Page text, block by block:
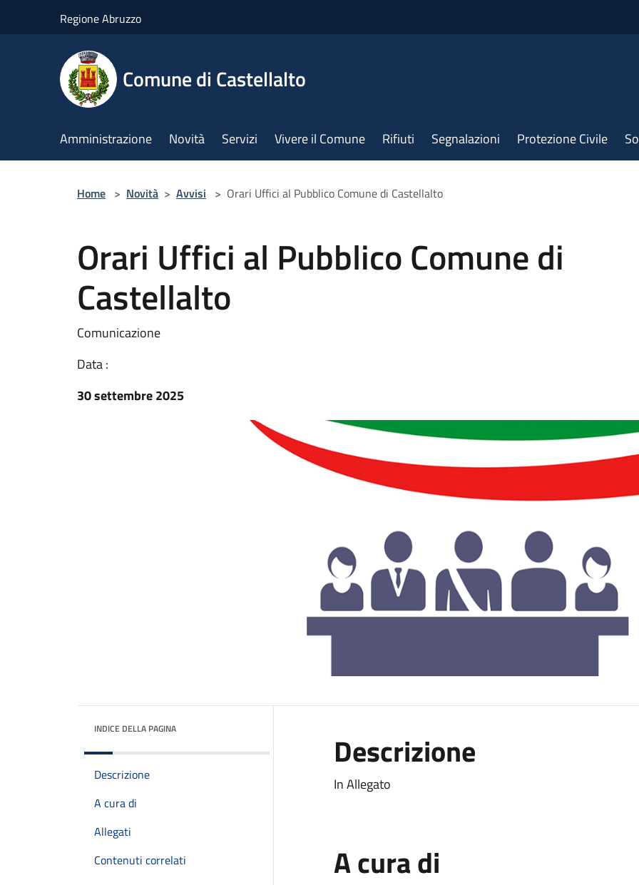
Regione Abruzzo
Comune di Castellalto
Amministrazione Novità Servizi Vivere il Comune Rifiuti Segnalazioni Protezione Civile
Home > Novità > Avvisi > Orari Uffici al Pubblico Comune di Castellalto
Orari Uffici al Pubblico Comune di
Castellalto
Comunicazione
Data :
30 settembre 2025
INDICE DELLA PAGINA
Descrizione
A cura di
Allegati
Contenuti correlati
Descrizione
In Allegato
A cura di